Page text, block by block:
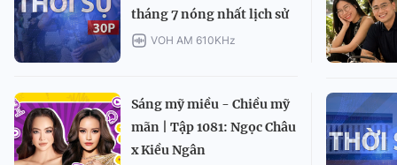
tháng 7 nóng nhất lịch sử
VOH AM 610KHz
Sáng mỹ miều - Chiều mỹ
mãn | Tập 1081: Ngọc Châu
x Kiều Ngân